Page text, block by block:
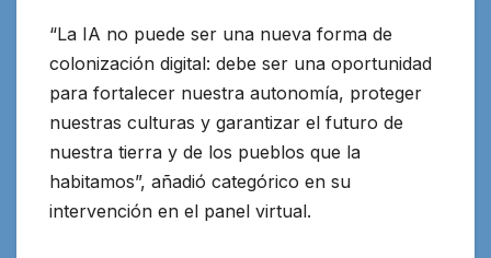
“La IA no puede ser una nueva forma de
colonización digital: debe ser una oportunidad
para fortalecer nuestra autonomía, proteger
nuestras culturas y garantizar el futuro de
nuestra tierra y de los pueblos que la
habitamos”, añadió categórico en su
intervención en el panel virtual.